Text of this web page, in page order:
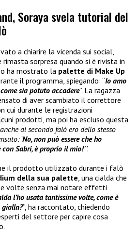
Soraya svela tutorial del
a chiarire la vicenda sui social,
rimasta sorpresa quando si è rivista in
ha mostrato la palette di Make Up
il programma, spiegando: “Io amo
sia potuto accadere”. La ragazza
di aver scambiato il correttore
cui durante le registrazioni
prodotti, ma poi ha escluso questa
al secondo falò ero dello stesso
‘No, non può essere che ho
Sabri, è proprio il mio!’”.
il prodotto utilizzato durante i falò
della sua palette, una cialda che
volte senza mai notare effetti
l’ho usata tantissime volte, come è
gialla?”, ha raccontato, chiedendo
del settore per capire cosa